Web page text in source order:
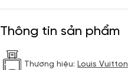
Thông tin sản phẩm
Thương hiệu: Louis Vuitton